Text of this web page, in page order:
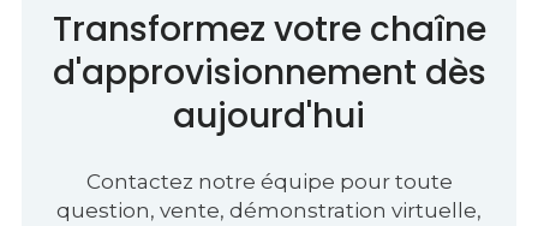
Transformez votre chaîne
d'approvisionnement dès
aujourd'hui
Contactez notre équipe pour toute
question, vente, démonstration virtuelle,